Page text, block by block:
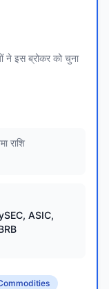
ने इस ब्रोकर को चुना
राशि
ASIC,